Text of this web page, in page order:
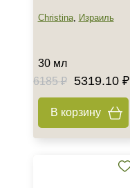
Christina, Израиль
30 мл
6185 ₽ 5319.10 ₽
В корзину